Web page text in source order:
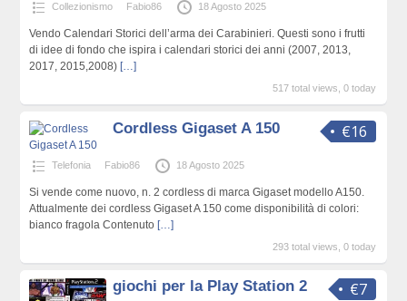
Collezionismo Fabio86 18 Agosto 2025
Vendo Calendari Storici dell’arma dei Carabinieri. Questi sono i frutti
di idee di fondo che ispira i calendari storici dei anni (2007, 2013,
2017, 2015,2008) […]
517 total views, 0 today
€16
Cordless Gigaset A 150
Telefonia Fabio86 18 Agosto 2025
Si vende come nuovo, n. 2 cordless di marca Gigaset modello A150.
Attualmente dei cordless Gigaset A 150 come disponibilità di colori:
bianco fragola Contenuto […]
293 total views, 0 today
€7
giochi per la Play Station 2